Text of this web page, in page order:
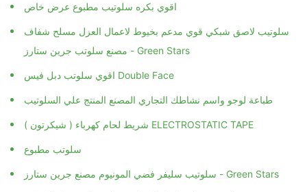
اقوي بكره سلوتيب مطبوع عرض خاص
سلوتيب لاصق شبكي قوي مدعم بخيوط لاعمال العزل مسلح شفاف
مصنع سلوتب جرين ستارز - Green Stars
طباعة لوجو واسم نشاطك التجاري المصنع المنتج علي السلوتيب
شريط لحام كهرباء ( شيكرتون ) ELECTROSTATIC TAPE
سلوتب مطبوع
سلوتيب سليفر فضي المونيوم مصنع جرين ستارز - Green Stars